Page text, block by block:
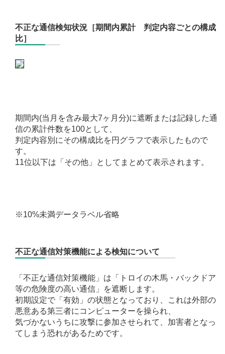
不正な通信検知状況［期間内累計 判定内容ごとの構成
比］
期間内(当月を含み最大7ヶ月分)に遮断または記録した通
信の累計件数を100として、
判定内容別にその構成比を円グラフで表示したもので
す。
11位以下は「その他」としてまとめて表示されます。
※10%未満データラベル省略
不正な通信対策機能による検知について
「不正な通信対策機能」は「トロイの木馬・バックドア
等の危険度の高い通信」を遮断します。
初期設定で「有効」の状態となっており、これは外部の
悪意ある第三者にコンピューターを操られ、
気づかないうちに攻撃に参加させられて、加害者となっ
てしまう恐れがあるためです。